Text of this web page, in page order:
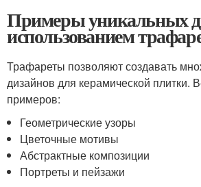
Примеры уникальных
использованием
Трафареты позволяют создавать
дизайнов для керамической плитки.
примеров:
Геометрические узоры
Цветочные мотивы
Абстрактные композиции
Портреты и пейзажи